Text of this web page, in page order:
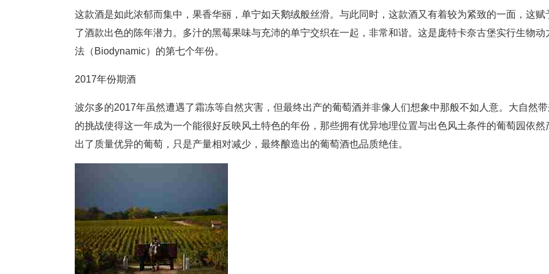
这款酒是如此浓郁而集中，果香华丽，单宁如天鹅绒般丝滑。与此同时，这款酒又有着较为紧致的一面，这赋
了酒款出色的陈年潜力。多汁的黑莓果味与充沛的单宁交织在一起，非常和谐。这是庞特卡奈古堡实行生物动
法（Biodynamic）的第七个年份。
2017年份期酒
波尔多的2017年虽然遭遇了霜冻等自然灾害，但最终出产的葡萄酒并非像人们想象中那般不如人意。大自然
的挑战使得这一年成为一个能很好反映风土特色的年份，那些拥有优异地理位置与出色风土条件的葡萄园依然
出了质量优异的葡萄，只是产量相对减少，最终酿造出的葡萄酒也品质绝佳。